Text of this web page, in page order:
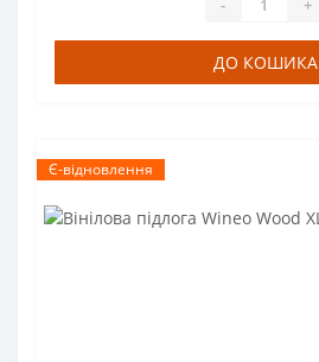
ДО КОШИКА
Є-відновлення